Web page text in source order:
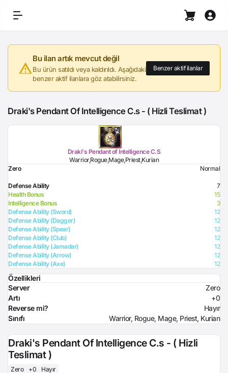
Bu ilan artık mevcut değil
Bu ürün satıldı veya kaldırıldı. Aşağıdaki
benzer aktif ilanlara göz atabilirsiniz.
Benzer aktif ilanlar
Draki's Pendant Of Intelligence C.s - ( Hizli Teslimat )
Draki's Pendant of Intelligence C.S
Warrior,Rogue,Mage,Priest,Kurian
Zero
Normal
Defense Ability
7
Health Bonus
15
Intelligence Bonus
3
Defense Ability (Sword)
12
Defense Ability (Dagger)
12
Defense Ability (Spear)
12
Defense Ability (Club)
12
Defense Ability (Jamadar)
12
Defense Ability (Arrow)
12
Defense Ability (Axe)
12
Özellikleri
Server
Zero
Artı
+0
Reverse mi?
Hayır
Sınıfı
Warrior, Rogue, Mage, Priest, Kurian
Draki's Pendant Of Intelligence C.s - ( Hizli
Teslimat )
Zero +0 Hayır